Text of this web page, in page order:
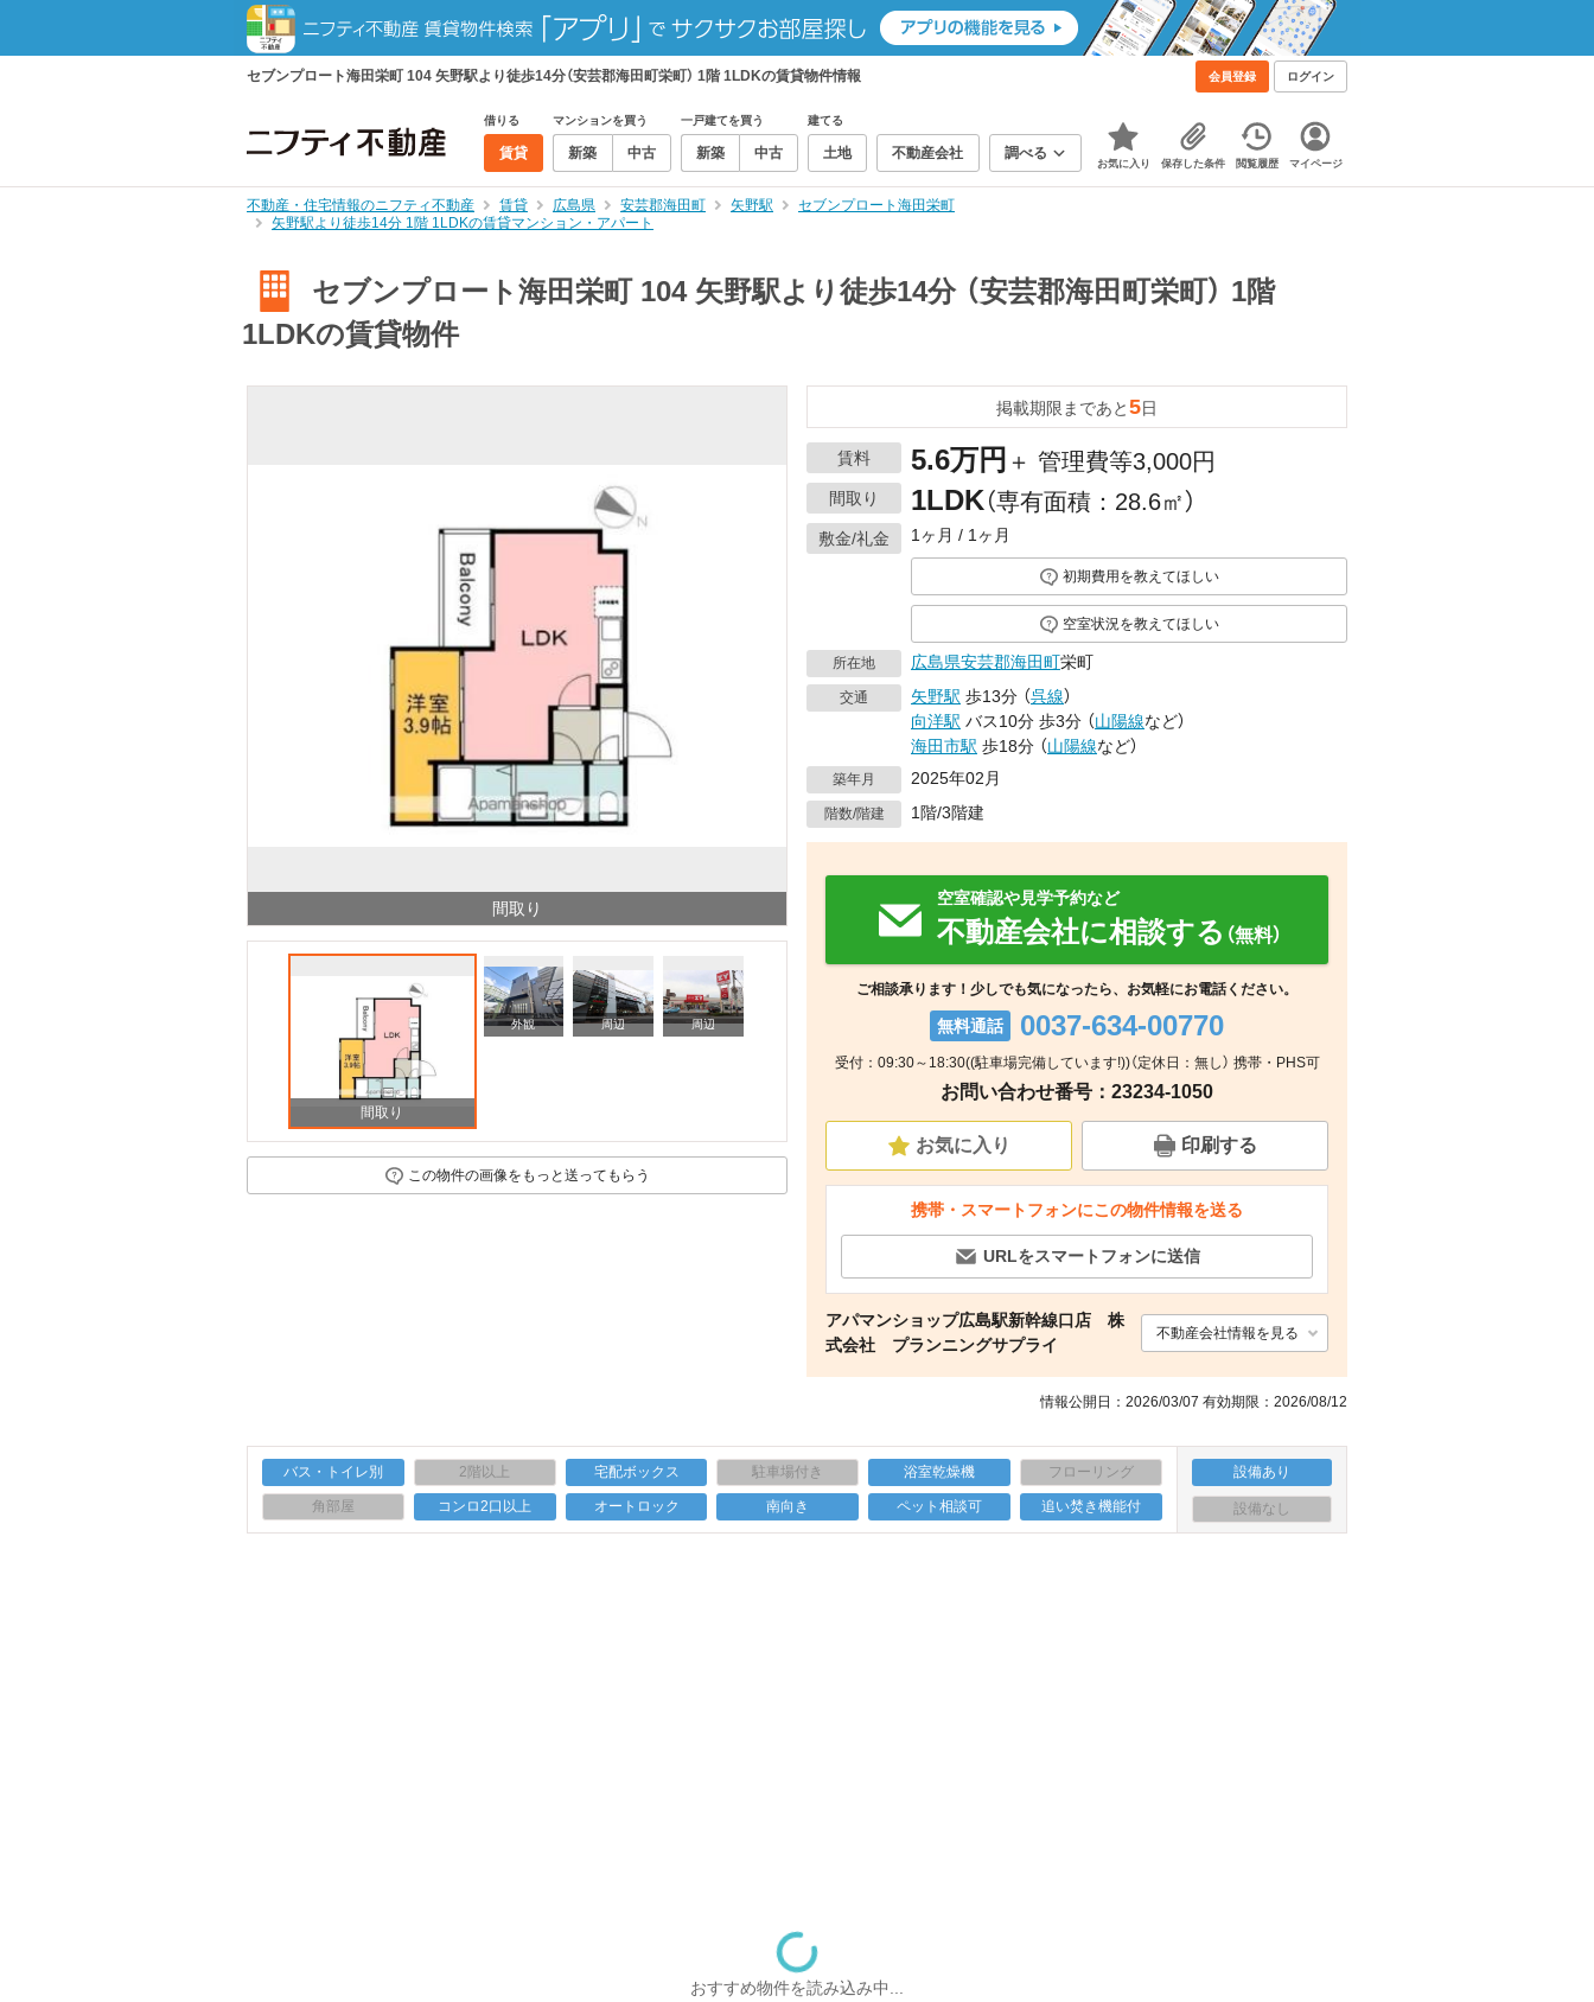
セブンプロート海田栄町 104 矢野駅より徒歩14分（安芸郡海田町栄町） 1階 1LDKの賃貸物件情報 会員登録 ログイン
借りる
賃貸
マンションを買う
新築 中古
一戸建てを買う
新築 中古
建てる
土地 不動産会社 調べる
お気に入り 保存した条件 閲覧履歴 マイページ
不動産・住宅情報のニフティ不動産 賃貸 広島県 安芸郡海田町 矢野駅
セブンプロート海田栄町
矢野駅より徒歩14分 1階 1LDKの賃貸マンション・アパート
セブンプロート海田栄町 104 矢野駅より徒歩14分 （安芸郡海田町栄町） 1階
1LDKの賃貸物件
間取り
間取り
外観 周辺 周辺 外観 周辺
この物件の画像をもっと送ってもらう
掲載期限まであと5日
賃料 5.6万円 ＋ 管理費等3,000円
間取り 1LDK（専有面積：28.6㎡）
敷金/礼金 1ヶ月 / 1ヶ月
初期費用を教えてほしい
空室状況を教えてほしい
所在地 広島県安芸郡海田町栄町
交通 矢野駅 歩13分 （呉線）
向洋駅 バス10分 歩3分 （山陽線など）
海田市駅 歩18分 （山陽線など）
築年月 2025年02月
階数/階建 1階/3階建
空室確認や見学予約など
不動産会社に相談する （無料）
ご相談承ります！少しでも気になったら、お気軽にお電話ください。
無料通話 0037-634-00770
受付：09:30～18:30((駐車場完備しています!))（定休日：無し） 携帯・PHS可
お問い合わせ番号：23234-1050
お気に入り 印刷する
携帯・スマートフォンにこの物件情報を送る
URLをスマートフォンに送信
アパマンショップ広島駅新幹線口店 株
式会社 プランニングサプライ
不動産会社情報を見る
情報公開日：2026/03/07 有効期限：2026/08/12
バス・トイレ別 2階以上 宅配ボックス 駐車場付き 浴室乾燥機 フローリング
角部屋 コンロ2口以上 オートロック 南向き ペット相談可 追い焚き機能付
設備あり
設備なし
おすすめ物件を読み込み中...